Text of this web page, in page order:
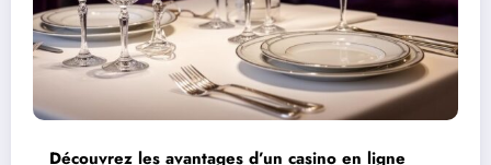
Découvrez les avantages d’un casino en ligne